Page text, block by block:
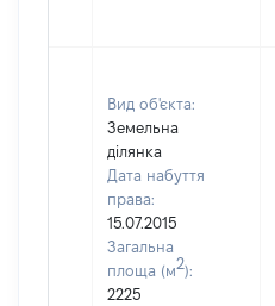
Вид об'єкта:
Земельна
ділянка
Дата набуття
права:
15.07.2015
Загальна
площа (м2):
2225